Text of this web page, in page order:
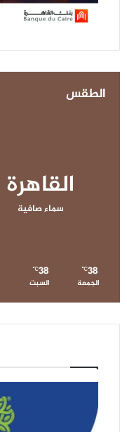
الطقس
القاهرة
سماء صافية
38
℃
الجمعة
38
℃
السبت